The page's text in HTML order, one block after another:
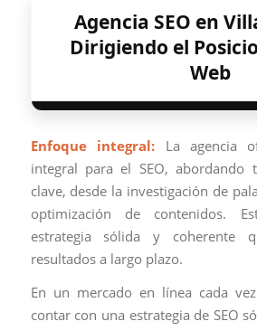
Agencia SEO en
Dirigiendo el
Web
Enfoque integral: La agencia
integral para el SEO, abordando
clave, desde la investigación de
optimización de contenidos.
estrategia sólida y coherente
resultados a largo plazo.
En un mercado en línea cada
contar con una estrategia de SEO